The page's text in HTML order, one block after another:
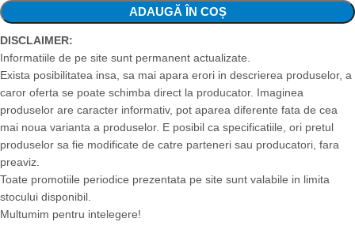
ADAUGĂ ÎN COȘ
DISCLAIMER:
Informatiile de pe site sunt permanent actualizate.
Exista posibilitatea insa, sa mai apara erori in descrierea produselor, a
caror oferta se poate schimba direct la producator. Imaginea
produselor are caracter informativ, pot aparea diferente fata de cea
mai noua varianta a produselor. E posibil ca specificatiile, ori pretul
produselor sa fie modificate de catre parteneri sau producatori, fara
preaviz.
Toate promotiile periodice prezentata pe site sunt valabile in limita
stocului disponibil.
Multumim pentru intelegere!